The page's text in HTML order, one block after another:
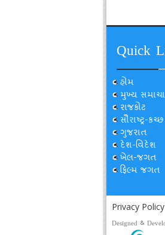
Quick
હોમ
મુખ્ય
રાજકોટ
સૌરાષ્ટ્ર-કચ્છ
ગુજરાત
દેશ-વિદેશ
ખેલ-જગત
ફિલ્મ જગત
Privacy Policy
Designed &